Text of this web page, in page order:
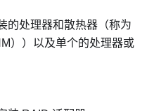
的处理器和散热器（称为
））以及单个的处理器或